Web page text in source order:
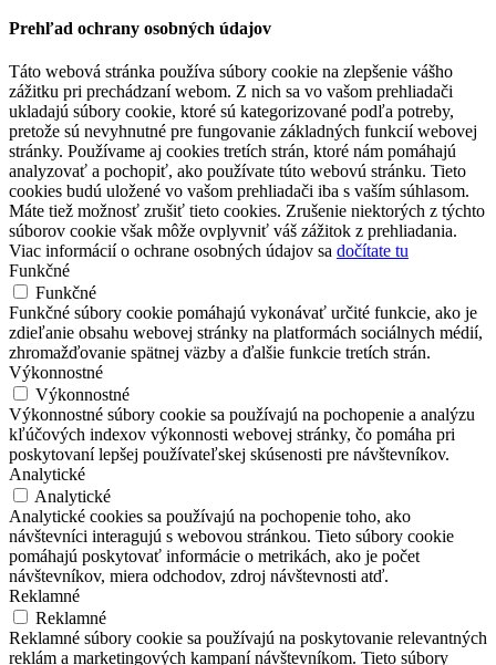
Prehľad ochrany osobných údajov
Táto webová stránka používa súbory cookie na zlepšenie vášho
zážitku pri prechádzaní webom. Z nich sa vo vašom prehliadači
ukladajú súbory cookie, ktoré sú kategorizované podľa potreby,
pretože sú nevyhnutné pre fungovanie základných funkcií webovej
stránky. Používame aj cookies tretích strán, ktoré nám pomáhajú
analyzovať a pochopiť, ako používate túto webovú stránku. Tieto
cookies budú uložené vo vašom prehliadači iba s vaším súhlasom.
Máte tiež možnosť zrušiť tieto cookies. Zrušenie niektorých z týchto
súborov cookie však môže ovplyvniť váš zážitok z prehliadania.
Viac informácií o ochrane osobných údajov sa dočítate tu
Funkčné
Funkčné
Funkčné súbory cookie pomáhajú vykonávať určité funkcie, ako je
zdieľanie obsahu webovej stránky na platformách sociálnych médií,
zhromažďovanie spätnej väzby a ďalšie funkcie tretích strán.
Výkonnostné
Výkonnostné
Výkonnostné súbory cookie sa používajú na pochopenie a analýzu
kľúčových indexov výkonnosti webovej stránky, čo pomáha pri
poskytovaní lepšej používateľskej skúsenosti pre návštevníkov.
Analytické
Analytické
Analytické cookies sa používajú na pochopenie toho, ako
návštevníci interagujú s webovou stránkou. Tieto súbory cookie
pomáhajú poskytovať informácie o metrikách, ako je počet
návštevníkov, miera odchodov, zdroj návštevnosti atď.
Reklamné
Reklamné
Reklamné súbory cookie sa používajú na poskytovanie relevantných
reklám a marketingových kampaní návštevníkom. Tieto súbory